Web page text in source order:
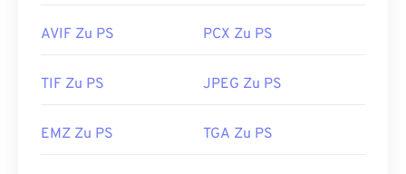
AVIF Zu PS PCX Zu PS
TIF Zu PS JPEG Zu PS
EMZ Zu PS TGA Zu PS